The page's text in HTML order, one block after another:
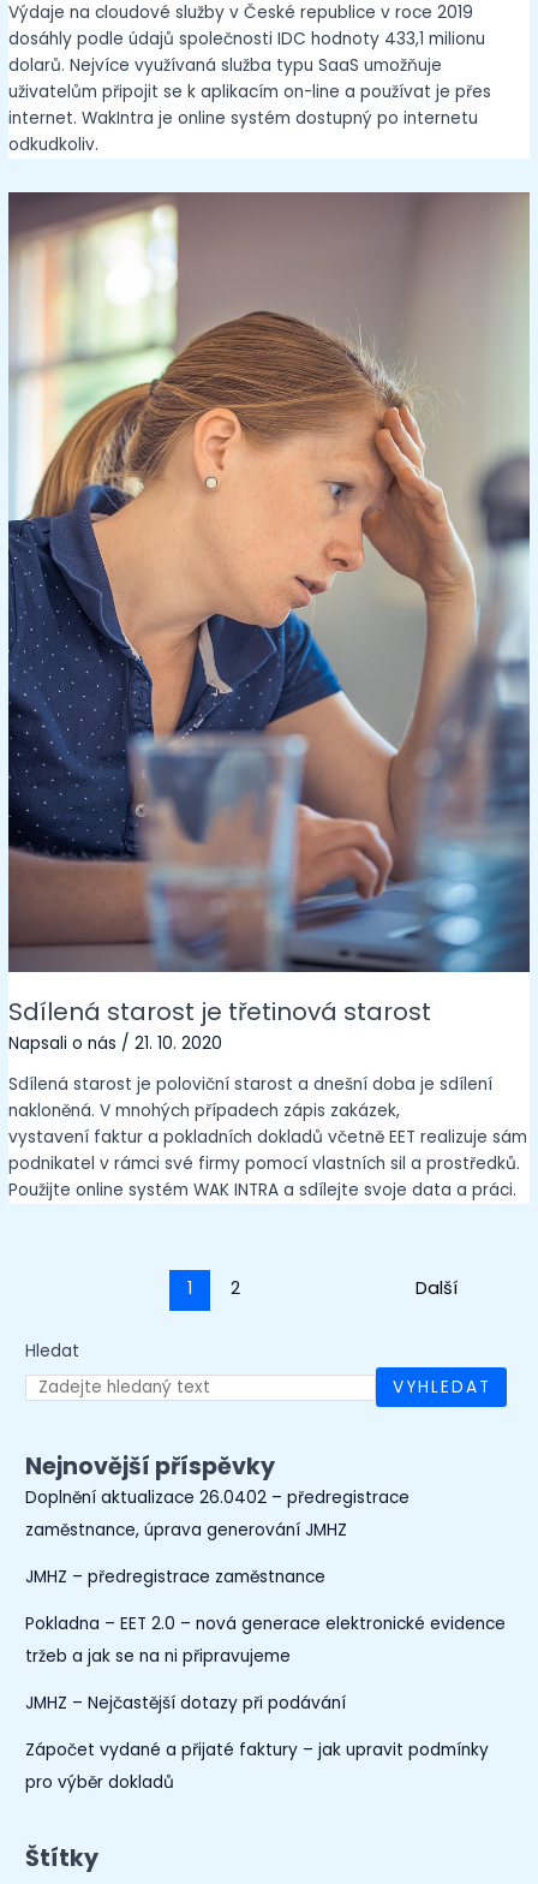
Výdaje na cloudové služby v České republice v roce 2019
dosáhly podle údajů společnosti IDC hodnoty 433,1 milionu
dolarů. Nejvíce využívaná služba typu SaaS umožňuje
uživatelům připojit se k aplikacím on-line a používat je přes
internet. WakIntra je online systém dostupný po internetu
odkudkoliv.
Sdílená starost je třetinová starost
Napsali o nás /21. 10. 2020
Sdílená starost je poloviční starost a dnešní doba je sdílení
nakloněná. V mnohých případech zápis zakázek,
vystavení faktur a pokladních dokladů včetně EET realizuje sám
podnikatel v rámci své firmy pomocí vlastních sil a prostředků.
Použijte online systém WAK INTRA a sdílejte svoje data a práci.
1 2 Next
Hledat
VYHLEDAT
Nejnovější příspěvky
Doplnění aktualizace 26.0402 – předregistrace
zaměstnance, úprava generování JMHZ
JMHZ – předregistrace zaměstnance
Pokladna – EET 2.0 – nová generace elektronické evidence
tržeb a jak se na ni připravujeme
JMHZ – Nejčastější dotazy při podávání
Zápočet vydané a přijaté faktury – jak upravit podmínky
pro výběr dokladů
Štítky